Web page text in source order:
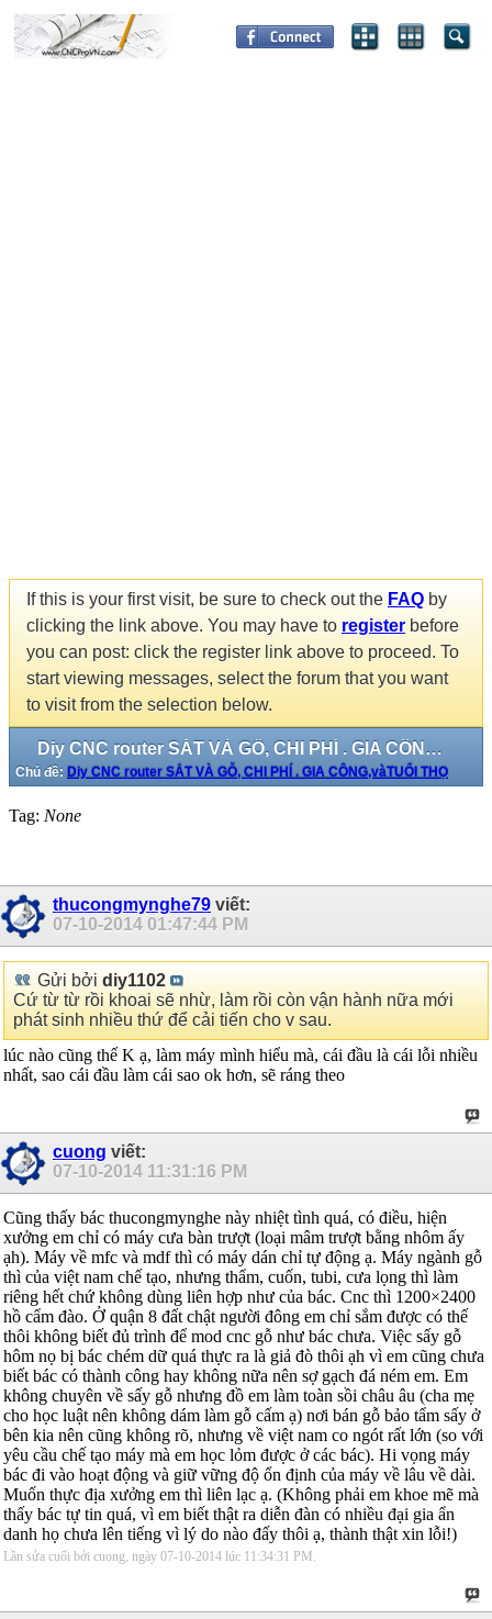
If this is your first visit, be sure to check out the FAQ by
clicking the link above. You may have to register before
you can post: click the register link above to proceed. To
start viewing messages, select the forum that you want
to visit from the selection below.
Diy CNC router SẮT VÀ GỖ, CHI PHÍ . GIA CÔNG,vàTUỔI THỌ
Chủ đề: Diy CNC router SẮT VÀ GỖ, CHI PHÍ . GIA CÔNG,vàTUỔI THỌ
Tag: None
thucongmynghe79 viết:
07-10-2014 01:47:44 PM
Gửi bởi diy1102
Cứ từ từ rồi khoai sẽ nhừ, làm rồi còn vận hành nữa mới
phát sinh nhiều thứ để cải tiến cho v sau.
lúc nào cũng thế K ạ, làm máy mình hiểu mà, cái đầu là cái lỗi nhiều
nhất, sao cái đầu làm cái sao ok hơn, sẽ ráng theo
cuong viết:
07-10-2014 11:31:16 PM
Cũng thấy bác thucongmynghe này nhiệt tình quá, có điều, hiện
xưởng em chỉ có máy cưa bàn trượt (loại mâm trượt bằng nhôm ấy
ạh). Máy về mfc và mdf thì có máy dán chỉ tự động ạ. Máy ngành gỗ
thì của việt nam chế tạo, nhưng thẩm, cuốn, tubi, cưa lọng thì làm
riêng hết chứ không dùng liên hợp như của bác. Cnc thì 1200×2400
hồ cẩm đào. Ở quận 8 đất chật người đông em chỉ sắm được có thế
thôi không biết đủ trình để mod cnc gỗ như bác chưa. Việc sấy gỗ
hôm nọ bị bác chém dữ quá thực ra là giả đò thôi ạh vì em cũng chưa
biết bác có thành công hay không nữa nên sợ gạch đá ném em. Em
không chuyên về sấy gỗ nhưng đồ em làm toàn sồi châu âu (cha mẹ
cho học luật nên không dám làm gỗ cấm ạ) nơi bán gỗ bảo tẩm sấy ở
bên kia nên cũng không rõ, nhưng về việt nam co ngót rất lớn (so với
yêu cầu chế tạo máy mà em học lỏm được ở các bác). Hi vọng máy
bác đi vào hoạt động và giữ vững độ ổn định của máy về lâu về dài.
Muốn thực địa xưởng em thì liên lạc ạ. (Không phải em khoe mẽ mà
thấy bác tự tin quá, vì em biết thật ra diễn đàn có nhiều đại gia ẩn
danh họ chưa lên tiếng vì lý do nào đấy thôi ạ, thành thật xin lỗi!)
Lần sửa cuối bởi cuong, ngày 07-10-2014 lúc 11:34:31 PM